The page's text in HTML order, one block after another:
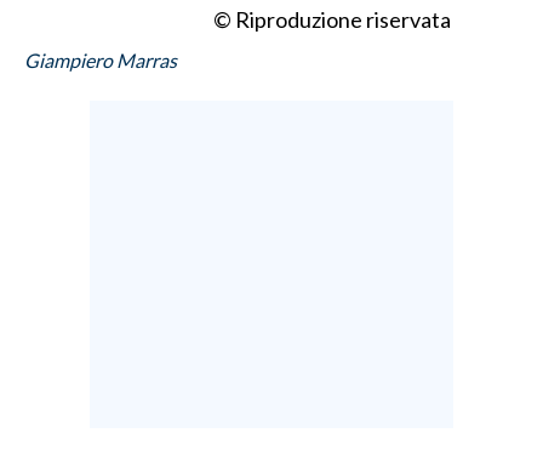
© Riproduzione riservata
Giampiero Marras